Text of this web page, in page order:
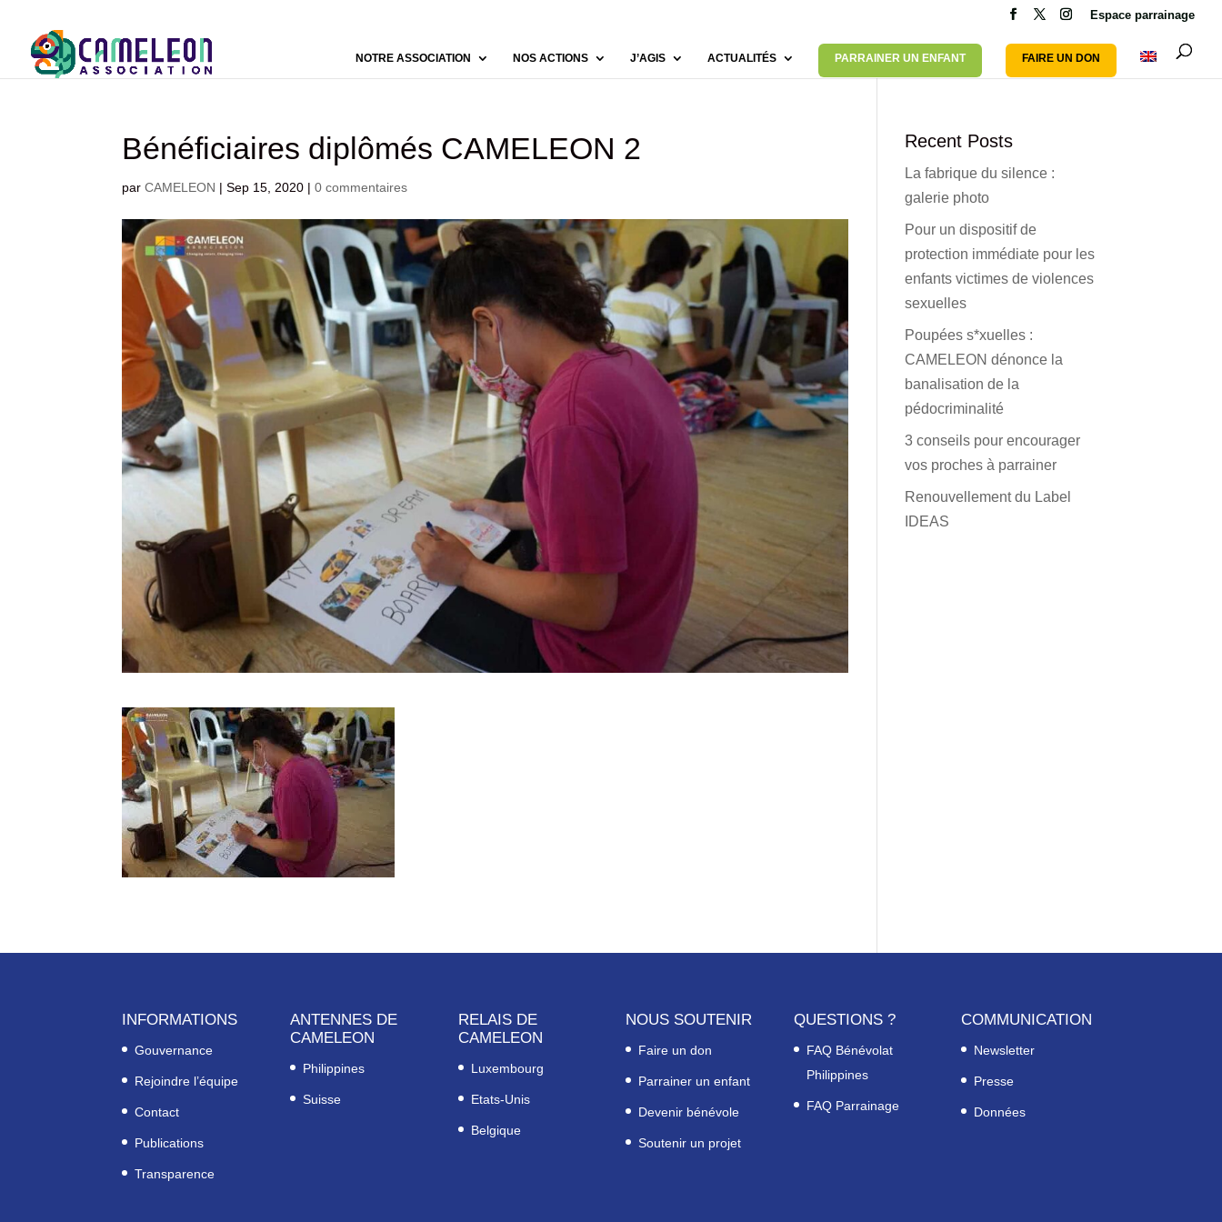
Espace parrainage
NOTRE ASSOCIATION NOS ACTIONS J’AGIS ACTUALITÉS PARRAINER UN ENFANT FAIRE UN DON
Bénéficiaires diplômés CAMELEON 2
parCAMELEON |Sep 15, 2020 |0 commentaires
Recent Posts
La fabrique du silence :
galerie photo
Pour un dispositif de
protection immédiate pour les
enfants victimes de violences
sexuelles
Poupées s*xuelles :
CAMELEON dénonce la
banalisation de la
pédocriminalité
3 conseils pour encourager
vos proches à parrainer
Renouvellement du Label
IDEAS
INFORMATIONS
Gouvernance
Rejoindre l’équipe
Contact
Publications
Transparence
ANTENNES DE
CAMELEON
Philippines
Suisse
RELAIS DE
CAMELEON
Luxembourg
Etats-Unis
Belgique
NOUS SOUTENIR
Faire un don
Parrainer un enfant
Devenir bénévole
Soutenir un projet
QUESTIONS ?
FAQ Bénévolat
Philippines
FAQ Parrainage
COMMUNICATION
Newsletter
Presse
Données